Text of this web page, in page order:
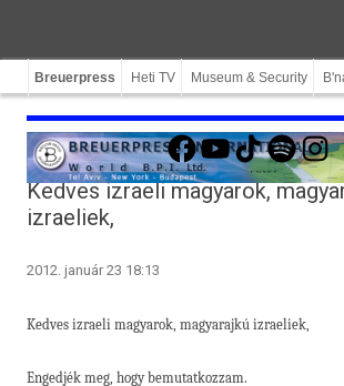
Breuerpress Heti TV Museum & Security
Facebook
YouTube
TikTokSpotify
Kedves izraeli magyarok,
izraeliek,
2012. január 23 18:13
Ked­ves iz­raeli magyarok, magyarajkú iz­raeliek,
En­ged­jék meg, hogy be­mutat­kozzam.